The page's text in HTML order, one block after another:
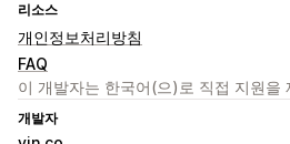
리소스
개인정보처리방침
FAQ
이 개발자는 한국어(으)로 직접 지원을
개발자